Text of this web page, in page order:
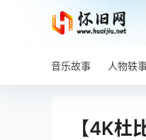
音乐故事 人物轶
【4K杜